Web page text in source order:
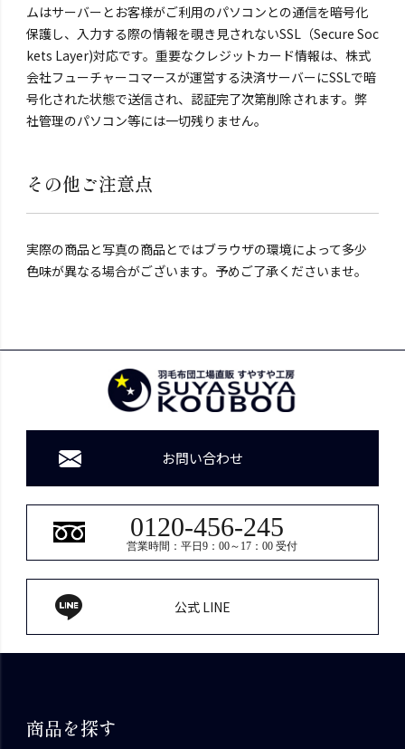
ムはサーバーとお客様がご利用のパソコンとの通信を暗号化
保護し、入力する際の情報を覗き見されないSSL（Secure Soc
kets Layer)対応です。重要なクレジットカード情報は、株式
会社フューチャーコマースが運営する決済サーバーにSSLで暗
号化された状態で送信され、認証完了次第削除されます。弊
社管理のパソコン等には一切残りません。
その他ご注意点
実際の商品と写真の商品とではブラウザの環境によって多少
色味が異なる場合がございます。予めご了承くださいませ。
お問い合わせ
0120-456-245
営業時間：平日9：00～17：00 受付
公式 LINE
商品を探す